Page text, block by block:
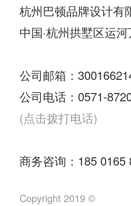
杭州巴顿品牌设计有
中国·杭州拱墅区运
公司邮箱：
公司电话：0571-
(点击拨打电话)
商务咨询：185 0165
Copyright 2019 ©